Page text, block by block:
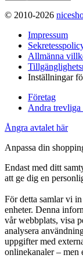
© 2010-2026
Impressum
Allmänna
Inställningar
Företag
Andra trevliga
Ångra avtalet här
Anpassa din
Endast med ditt
att ge dig en
För detta samlar vi
enheter. Denna
vår webbplats, visa
analysera
uppgifter med
onlinekanaler – men